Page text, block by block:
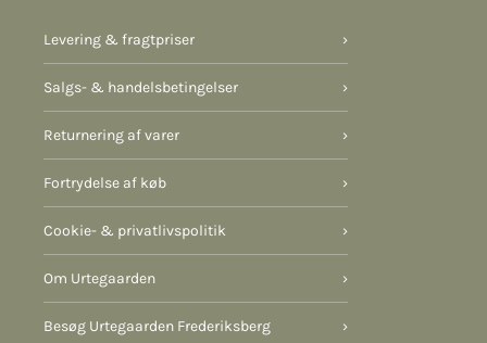
Levering & fragtpriser ›
Salgs- & handelsbetingelser ›
Returnering af varer ›
Fortrydelse af køb ›
Cookie- & privatlivspolitik ›
Om Urtegaarden ›
Besøg Urtegaarden Frederiksberg ›